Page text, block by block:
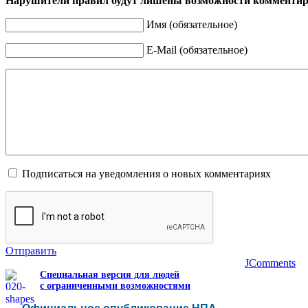
Имя (обязательное)
E-Mail (обязательное)
Подписаться на уведомления о новых комментариях
Отправить
JComments
Специальная версия для людей
с ограниченными возможностями